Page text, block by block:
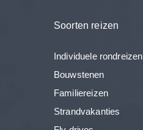
Soorten reizen
Individuele rondreizen
Bouwstenen
Familiereizen
Strandvakanties